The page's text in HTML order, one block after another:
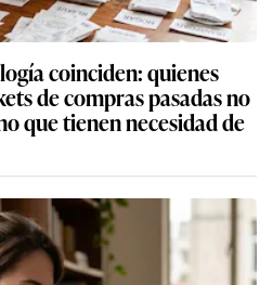
coinciden: quienes
de compras pasadas no
que tienen necesidad de